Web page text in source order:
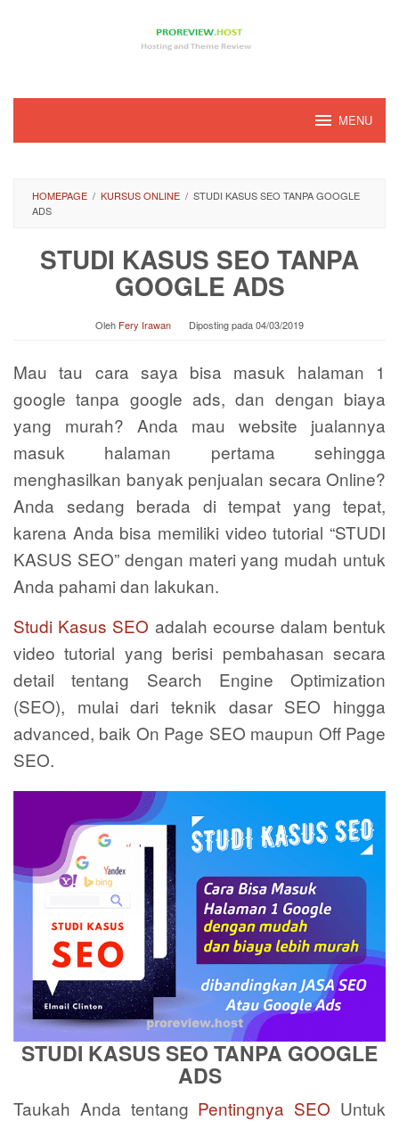
MENU
HOMEPAGE / KURSUS ONLINE / STUDI KASUS SEO TANPA GOOGLE
ADS
STUDI KASUS SEO TANPA
GOOGLE ADS
Oleh Fery Irawan Diposting pada04/03/2019
Mau tau cara saya bisa masuk halaman 1
google tanpa google ads, dan dengan biaya
yang murah? Anda mau website jualannya
masuk halaman pertama sehingga
menghasilkan banyak penjualan secara Online?
Anda sedang berada di tempat yang tepat,
karena Anda bisa memiliki video tutorial “STUDI
KASUS SEO” dengan materi yang mudah untuk
Anda pahami dan lakukan.
Studi Kasus SEO adalah ecourse dalam bentuk
video tutorial yang berisi pembahasan secara
detail tentang Search Engine Optimization
(SEO), mulai dari teknik dasar SEO hingga
advanced, baik On Page SEO maupun Off Page
SEO.
STUDI KASUS SEO TANPA GOOGLE
ADS
Taukah Anda tentang Pentingnya SEO Untuk